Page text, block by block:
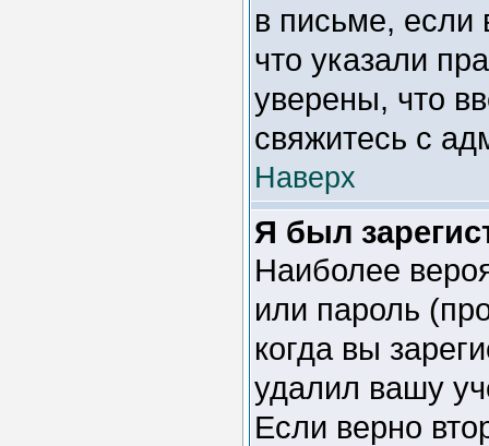
в письме, если
что указали
уверены, что
свяжитесь с
Наверх
Я был
Наиболее
или пароль
когда вы
удалил вашу
Если верно